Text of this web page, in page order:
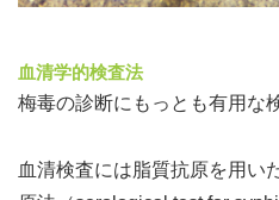
血清学的検査法
梅毒の診断にもっとも有用な
血清検査には脂質抗原を用い